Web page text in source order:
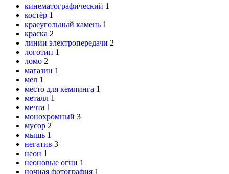
кинематографический 1
костёр 1
краеугольный камень 1
краска 2
линии электропередачи 2
логотип 1
ломо 2
магазин 1
мел 1
место для кемпинга 1
металл 1
мечта 1
монохромный 3
мусор 2
мышь 1
негатив 3
неон 1
неоновые огни 1
ночная фотография 1